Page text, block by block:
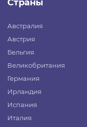
Страны
Австралия
Австрия
Бельгия
Великобритания
Германия
Ирландия
Испания
Италия